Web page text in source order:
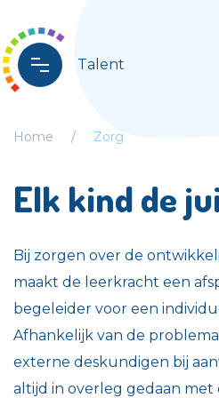
Talent
Home Zorg
Elk kind de
Bij zorgen over de
maakt de leerkracht een
begeleider voor een
Afhankelijk van de
externe deskundigen bij
altijd in overleg gedaan met